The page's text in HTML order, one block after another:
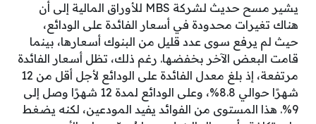
يشير مسح حديث لشركة MBS للأوراق المالية إلى أن
هناك تغيرات محدودة في أسعار الفائدة على الودائع،
حيث لم يرفع سوى عدد قليل من البنوك أسعارها، بينما
قامت البعض الآخر بخفضها. رغم ذلك، تظل أسعار الفائدة
مرتفعة، إذ بلغ معدل الفائدة على الودائع لأجل أقل من 12
شهرًا حوالي 8.8%، وعلى الودائع لمدة 12 شهرًا وصل إلى
9%. هذا المستوى من الفوائد يفيد المودعين، لكنه يضغط